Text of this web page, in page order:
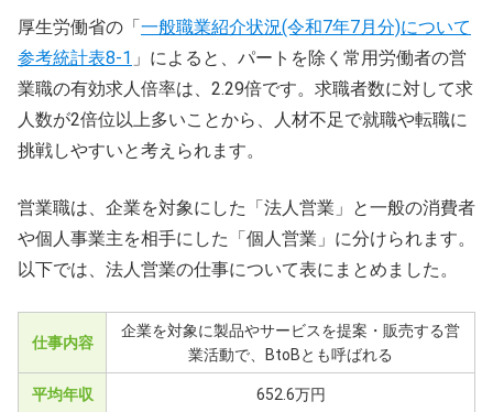
厚生労働省の「 一般職業紹介状況(令和7年7月分)について
参考統計表8-1 」によると、パートを除く常用労働者の営
業職の有効求人倍率は、2.29倍です。求職者数に対して求
人数が2倍位以上多いことから、人材不足で就職や転職に
挑戦しやすいと考えられます。
営業職は、企業を対象にした「法人営業」と一般の消費者
や個人事業主を相手にした「個人営業」に分けられます。
以下では、法人営業の仕事について表にまとめました。
仕事内容
企業を対象に製品やサービスを提案・販売する営
業活動で、BtoBとも呼ばれる
平均年収 652.6万円